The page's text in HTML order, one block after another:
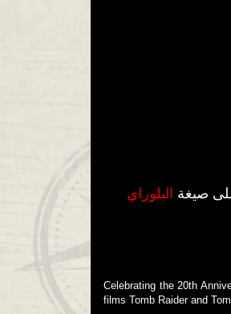
صيغة البلوراي
Celebrating the 20th
films Tomb Raider and